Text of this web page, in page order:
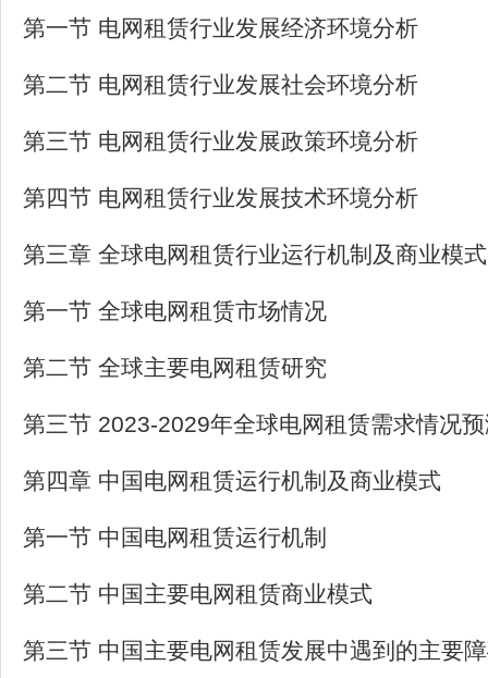
第一节 电网租赁行业发展经济环境分析
第二节 电网租赁行业发展社会环境分析
第三节 电网租赁行业发展政策环境分析
第四节 电网租赁行业发展技术环境分析
第三章 全球电网租赁行业运行机制及商业模式
第一节 全球电网租赁市场情况
第二节 全球主要电网租赁研究
第三节 2023-2029年全球电网租赁需求情况
第四章 中国电网租赁运行机制及商业模式
第一节 中国电网租赁运行机制
第二节 中国主要电网租赁商业模式
第三节 中国主要电网租赁发展中遇到的主要